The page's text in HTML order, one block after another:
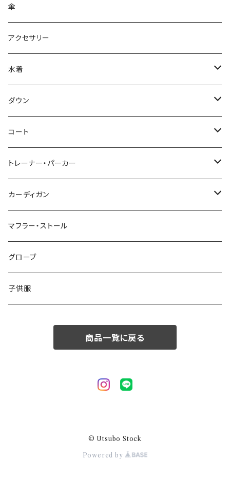
傘
アクセサリー
水着
～44/S
46/M
48/L
50/XL～
ダウン
～44/S
46/M
48/L
50/XL～
コート
～44/S
46/M
48/L
50/XL～
トレーナー・パーカー
～44/S
46/M
48/L
50/XL～
カーディガン
～44/S
46/M
48/L
マフラー・ストール
グローブ
子供服
商品一覧に戻る
© Utsubo Stock
Powered by